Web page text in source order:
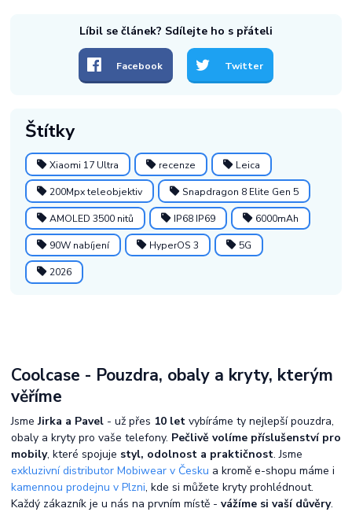
Líbil se článek? Sdílejte ho s přáteli
Facebook Twitter
Štítky
Xiaomi 17 Ultra recenze Leica
200Mpx teleobjektiv Snapdragon 8 Elite Gen 5
AMOLED 3500 nitů IP68 IP69 6000mAh
90W nabíjení HyperOS 3 5G
2026
Coolcase - Pouzdra, obaly a kryty, kterým
věříme
JsmeJirka a Pavel - už přes 10 let vybíráme ty nejlepší pouzdra,
obaly a kryty pro vaše telefony. Pečlivě volíme příslušenství pro
mobily, které spojuje styl, odolnost a praktičnost. Jsme
exkluzivní distributor Mobiwear v Česku a kromě e-shopu máme i
kamennou prodejnu v Plzni, kde si můžete kryty prohlédnout.
Každý zákazník je u nás na prvním místě - vážíme si vaší důvěry.